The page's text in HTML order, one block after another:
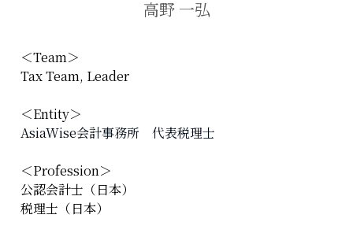
高野 一弘
＜Team＞
Tax Team, Leader
＜Entity＞
AsiaWise会計事務所　代表税理士
＜Profession＞
公認会計士（日本）
税理士（日本）